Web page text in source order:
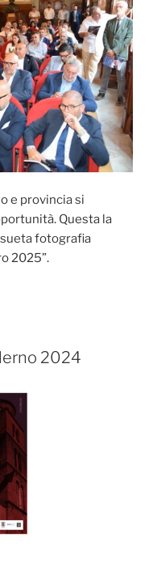
e provincia si
Questa la
fotografia
2025”.
2024